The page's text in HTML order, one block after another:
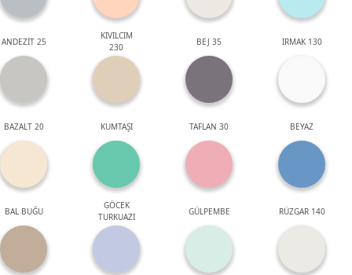
ANDEZİT 25
KIVILCIM
230
BEJ 35 IRMAK 130
BAZALT 20 KUMTAŞI TAFLAN 30 BEYAZ
BAL BUĞU
GÖCEK
TURKUAZI
GÜLPEMBE RÜZGAR 140